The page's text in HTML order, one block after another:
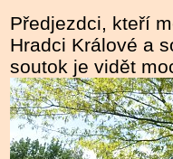
Předjezdci, kteří
Hradci Králové a
soutok je vidět